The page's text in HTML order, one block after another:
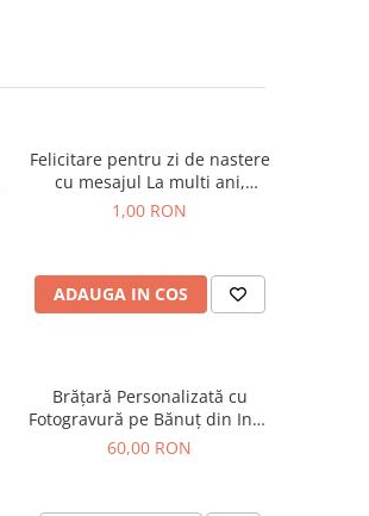
Felicitare pentru zi de nastere
cu mesajul La multi ani,
felicitare aniversara
1,00 RON
ADAUGA IN COS
Brățară Personalizată cu
Fotogravură pe Bănuț din Inox
Argintiu 304
60,00 RON